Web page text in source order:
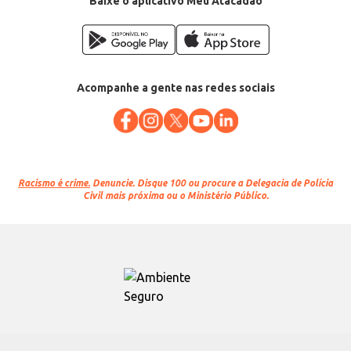
Acompanhe a gente nas redes sociais
Racismo é crime. Denuncie. Disque 100 ou procure a Delegacia de Polícia
Civil mais próxima ou o Ministério Público.